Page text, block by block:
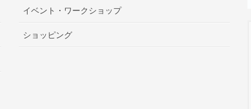
イベント・ワークショップ
ショッピング